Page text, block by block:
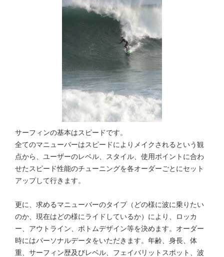
サーフィンの基本はスピードです。
全てのマニューバーはスピードによりメイクされるという観
点から、ユーザーのレベル、スタイル、使用ポイントに合わ
せたスピード性能のチューニングを各オーダーごとにセット
アップして行きます。
更に、求めるマニューバーのタイプ（どの様に波に乗りたい
のか、現在はどの様にライドしているか）により、ロッカ
ー、アウトライン、ボトムデザイン等を決めます。オーダー
時にはパーソナルデータをいただきます。年齢、身長、体
重、サーフィン歴及びレベル、フェイバリットスポット、波